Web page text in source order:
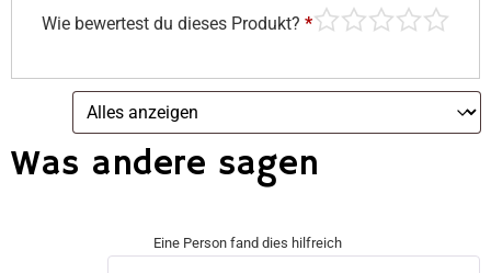
Wie bewertest du dieses Produkt? *
Was andere sagen
Eine Person fand dies hilfreich